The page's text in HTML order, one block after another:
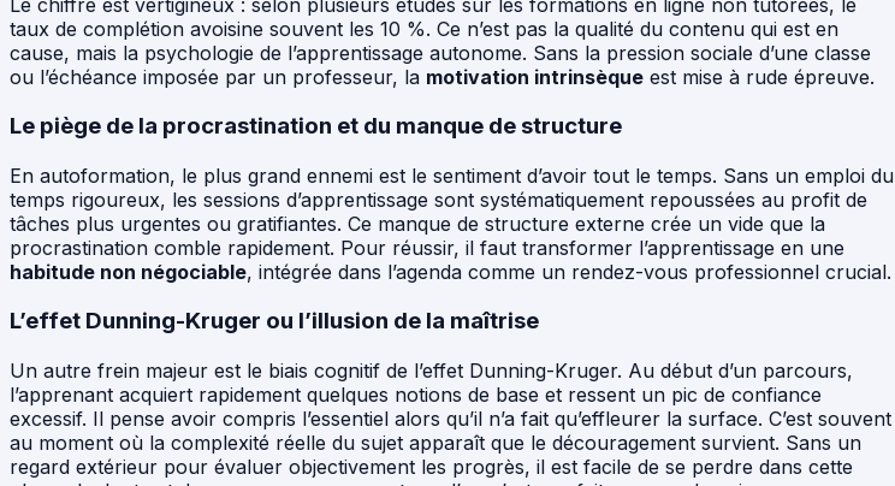
Le chiffre est vertigineux : selon plusieurs études sur les formations en ligne non tutorées, le
taux de complétion avoisine souvent les 10 %. Ce n’est pas la qualité du contenu qui est en
cause, mais la psychologie de l’apprentissage autonome. Sans la pression sociale d’une classe
ou l’échéance imposée par un professeur, la motivation intrinsèque est mise à rude épreuve.
Le piège de la procrastination et du manque de structure
En autoformation, le plus grand ennemi est le sentiment d’avoir tout le temps. Sans un emploi du
temps rigoureux, les sessions d’apprentissage sont systématiquement repoussées au profit de
tâches plus urgentes ou gratifiantes. Ce manque de structure externe crée un vide que la
procrastination comble rapidement. Pour réussir, il faut transformer l’apprentissage en une
habitude non négociable, intégrée dans l’agenda comme un rendez-vous professionnel crucial.
L’effet Dunning-Kruger ou l’illusion de la maîtrise
Un autre frein majeur est le biais cognitif de l’effet Dunning-Kruger. Au début d’un parcours,
l’apprenant acquiert rapidement quelques notions de base et ressent un pic de confiance
excessif. Il pense avoir compris l’essentiel alors qu’il n’a fait qu’effleurer la surface. C’est souvent
au moment où la complexité réelle du sujet apparaît que le découragement survient. Sans un
regard extérieur pour évaluer objectivement les progrès, il est facile de se perdre dans cette